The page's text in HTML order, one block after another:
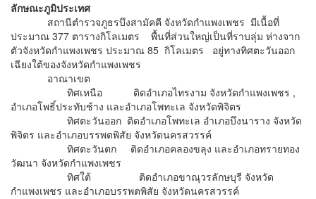
ลักษณะภูมิประเทศ
สถานีตำรวจภูธรบึงสามัคคี จังหวัดกำแพงเพชร มีเนื้อที่
ประมาณ 377 ตารางกิโลเมตร พื้นที่ส่วนใหญ่เป็นที่ราบลุ่ม ห่างจาก
ตัวจังหวัดกำแพงเพชร ประมาณ 85 กิโลเมตร อยู่ทางทิศตะวันออก
เฉียงใต้ของจังหวัดกำแพงเพชร
อาณาเขต
ทิศเหนือ ติดอำเภอไทรงาม จังหวัดกำแพงเพชร ,
อำเภอโพธิ์ประทับช้าง และอำเภอโพทะเล จังหวัดพิจิตร
ทิศตะวันออก ติดอำเภอโพทะเล อำเภอบึงนาราง จังหวัด
พิจิตร และอำเภอบรรพตพิสัย จังหวัดนครสวรรค์
ทิศตะวันตก ติดอำเภอคลองขลุง และอำเภอทรายทอง
วัฒนา จังหวัดกำแพงเพชร
ทิศใต้ ติดอำเภอขาณุวรลักษบุรี จังหวัด
กำแพงเพชร และอำเภอบรรพตพิสัย จังหวัดนครสวรรค์